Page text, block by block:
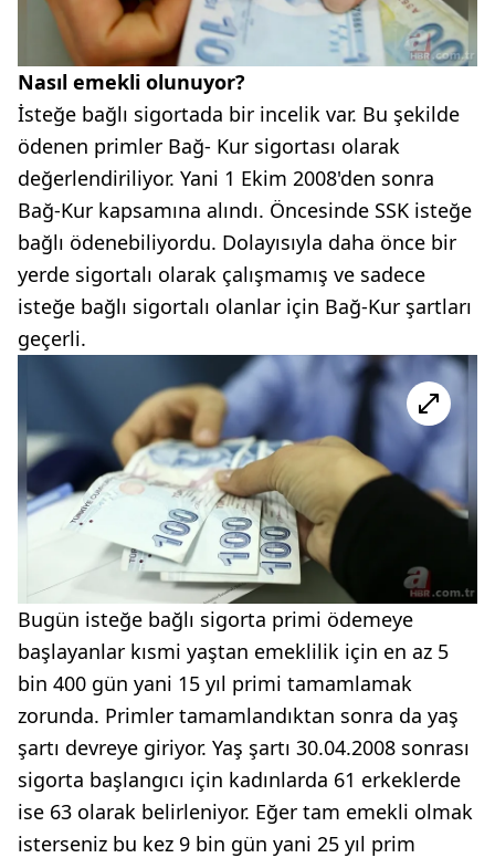
Nasıl emekli olunuyor?
İsteğe bağlı sigortada bir incelik var. Bu şekilde
ödenen primler Bağ- Kur sigortası olarak
değerlendiriliyor. Yani 1 Ekim 2008'den sonra
Bağ-Kur kapsamına alındı. Öncesinde SSK isteğe
bağlı ödenebiliyordu. Dolayısıyla daha önce bir
yerde sigortalı olarak çalışmamış ve sadece
isteğe bağlı sigortalı olanlar için Bağ-Kur şartları
geçerli.
Bugün isteğe bağlı sigorta primi ödemeye
başlayanlar kısmi yaştan emeklilik için en az 5
bin 400 gün yani 15 yıl primi tamamlamak
zorunda. Primler tamamlandıktan sonra da yaş
şartı devreye giriyor. Yaş şartı 30.04.2008 sonrası
sigorta başlangıcı için kadınlarda 61 erkeklerde
ise 63 olarak belirleniyor. Eğer tam emekli olmak
isterseniz bu kez 9 bin gün yani 25 yıl prim